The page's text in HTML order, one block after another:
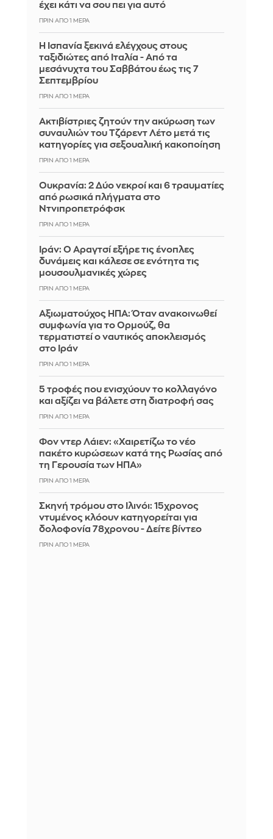
έχει κάτι να σου πει για αυτό
ΠΡΙΝ ΑΠΌ 1 ΜΈΡΑ
Η Ισπανία ξεκινά ελέγχους στους
ταξιδιώτες από Ιταλία - Από τα
μεσάνυχτα του Σαββάτου έως τις 7
Σεπτεμβρίου
ΠΡΙΝ ΑΠΌ 1 ΜΈΡΑ
Ακτιβίστριες ζητούν την ακύρωση των
συναυλιών του Τζάρεντ Λέτο μετά τις
κατηγορίες για σεξουαλική κακοποίηση
ΠΡΙΝ ΑΠΌ 1 ΜΈΡΑ
Ουκρανία: 2 Δύο νεκροί και 6 τραυματίες
από ρωσικά πλήγματα στο
Ντνιπροπετρόφσκ
ΠΡΙΝ ΑΠΌ 1 ΜΈΡΑ
Ιράν: Ο Αραγτσί εξήρε τις ένοπλες
δυνάμεις και κάλεσε σε ενότητα τις
μουσουλμανικές χώρες
ΠΡΙΝ ΑΠΌ 1 ΜΈΡΑ
Αξιωματούχος ΗΠΑ: Όταν ανακοινωθεί
συμφωνία για το Ορμούζ, θα
τερματιστεί ο ναυτικός αποκλεισμός
στο Ιράν
ΠΡΙΝ ΑΠΌ 1 ΜΈΡΑ
5 τροφές που ενισχύουν το κολλαγόνο
και αξίζει να βάλετε στη διατροφή σας
ΠΡΙΝ ΑΠΌ 1 ΜΈΡΑ
Φον ντερ Λάιεν: «Χαιρετίζω το νέο
πακέτο κυρώσεων κατά της Ρωσίας από
τη Γερουσία των ΗΠΑ»
ΠΡΙΝ ΑΠΌ 1 ΜΈΡΑ
Σκηνή τρόμου στο Ιλινόι: 15χρονος
ντυμένος κλόουν κατηγορείται για
δολοφονία 78χρονου - Δείτε βίντεο
ΠΡΙΝ ΑΠΌ 1 ΜΈΡΑ